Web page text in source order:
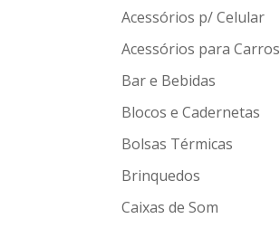
Acessórios p/ Celular
Acessórios para Carros
Bar e Bebidas
Blocos e Cadernetas
Bolsas Térmicas
Brinquedos
Caixas de Som